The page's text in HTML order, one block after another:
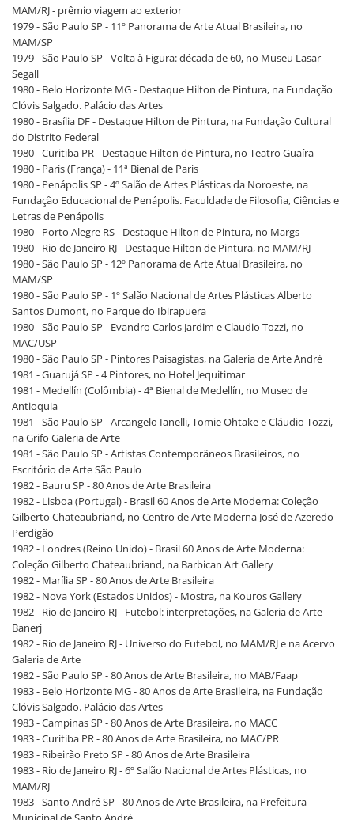
MAM/RJ - prêmio viagem ao exterior
1979 - São Paulo SP - 11º Panorama de Arte Atual Brasileira, no
MAM/SP
1979 - São Paulo SP - Volta à Figura: década de 60, no Museu Lasar
Segall
1980 - Belo Horizonte MG - Destaque Hilton de Pintura, na Fundação
Clóvis Salgado. Palácio das Artes
1980 - Brasília DF - Destaque Hilton de Pintura, na Fundação Cultural
do Distrito Federal
1980 - Curitiba PR - Destaque Hilton de Pintura, no Teatro Guaíra
1980 - Paris (França) - 11ª Bienal de Paris
1980 - Penápolis SP - 4º Salão de Artes Plásticas da Noroeste, na
Fundação Educacional de Penápolis. Faculdade de Filosofia, Ciências e
Letras de Penápolis
1980 - Porto Alegre RS - Destaque Hilton de Pintura, no Margs
1980 - Rio de Janeiro RJ - Destaque Hilton de Pintura, no MAM/RJ
1980 - São Paulo SP - 12º Panorama de Arte Atual Brasileira, no
MAM/SP
1980 - São Paulo SP - 1º Salão Nacional de Artes Plásticas Alberto
Santos Dumont, no Parque do Ibirapuera
1980 - São Paulo SP - Evandro Carlos Jardim e Claudio Tozzi, no
MAC/USP
1980 - São Paulo SP - Pintores Paisagistas, na Galeria de Arte André
1981 - Guarujá SP - 4 Pintores, no Hotel Jequitimar
1981 - Medellín (Colômbia) - 4ª Bienal de Medellín, no Museo de
Antioquia
1981 - São Paulo SP - Arcangelo Ianelli, Tomie Ohtake e Cláudio Tozzi,
na Grifo Galeria de Arte
1981 - São Paulo SP - Artistas Contemporâneos Brasileiros, no
Escritório de Arte São Paulo
1982 - Bauru SP - 80 Anos de Arte Brasileira
1982 - Lisboa (Portugal) - Brasil 60 Anos de Arte Moderna: Coleção
Gilberto Chateaubriand, no Centro de Arte Moderna José de Azeredo
Perdigão
1982 - Londres (Reino Unido) - Brasil 60 Anos de Arte Moderna:
Coleção Gilberto Chateaubriand, na Barbican Art Gallery
1982 - Marília SP - 80 Anos de Arte Brasileira
1982 - Nova York (Estados Unidos) - Mostra, na Kouros Gallery
1982 - Rio de Janeiro RJ - Futebol: interpretações, na Galeria de Arte
Banerj
1982 - Rio de Janeiro RJ - Universo do Futebol, no MAM/RJ e na Acervo
Galeria de Arte
1982 - São Paulo SP - 80 Anos de Arte Brasileira, no MAB/Faap
1983 - Belo Horizonte MG - 80 Anos de Arte Brasileira, na Fundação
Clóvis Salgado. Palácio das Artes
1983 - Campinas SP - 80 Anos de Arte Brasileira, no MACC
1983 - Curitiba PR - 80 Anos de Arte Brasileira, no MAC/PR
1983 - Ribeirão Preto SP - 80 Anos de Arte Brasileira
1983 - Rio de Janeiro RJ - 6º Salão Nacional de Artes Plásticas, no
MAM/RJ
1983 - Santo André SP - 80 Anos de Arte Brasileira, na Prefeitura